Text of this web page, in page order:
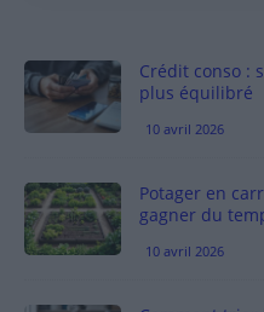
Crédit conso :
plus équilibré
10 avril 2026
Potager en
gagner du
10 avril 2026